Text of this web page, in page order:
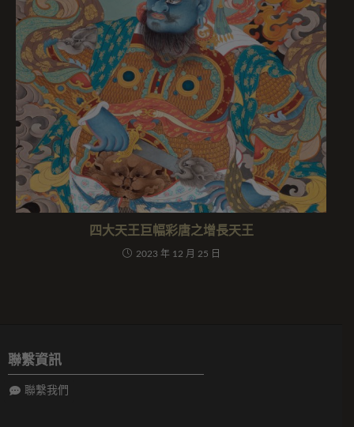
四大天王巨幅彩唐之增長天王
2023 年 12 月 25 日
聯繫資訊
聯繫我們